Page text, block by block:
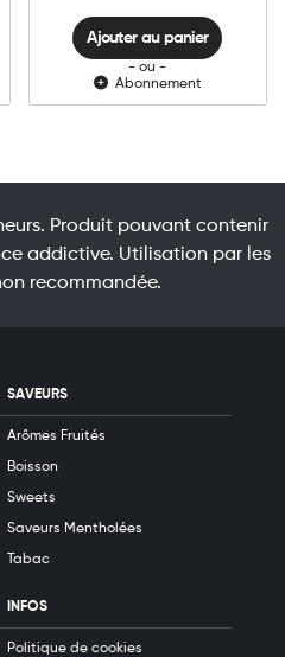
Ajouter au panier
- ou -
Abonnement
Produit pouvant contenir
addictive. Utilisation par les
recommandée.
SAVEURS
Arômes Fruités
Boisson
Sweets
Saveurs Mentholées
Tabac
INFOS
Politique de cookies